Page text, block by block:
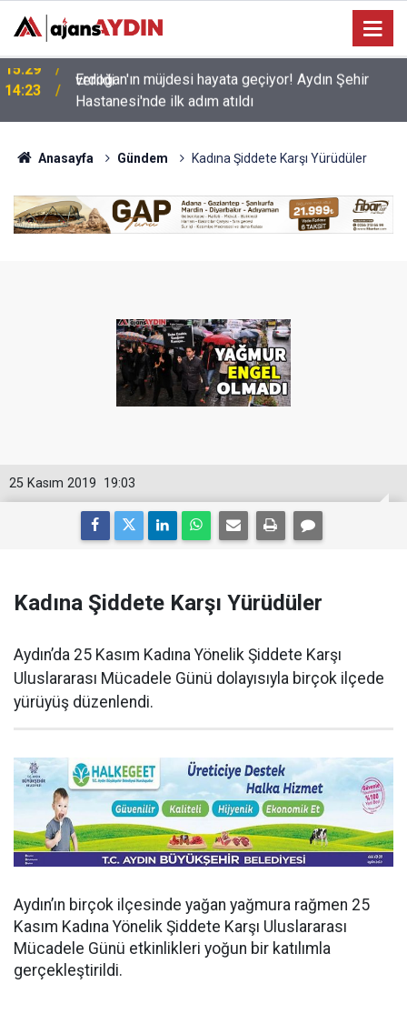
14:23
Erdoğan'ın müjdesi hayata geçiyor! Aydın Şehir
Hastanesi'nde ilk adım atıldı
Anasayfa Gündem Kadına Şiddete Karşı Yürüdüler
19:03
25 Kasım 2019
Kadına Şiddete Karşı Yürüdüler
Aydın’da 25 Kasım Kadına Yönelik Şiddete Karşı
Uluslararası Mücadele Günü dolayısıyla birçok ilçede
yürüyüş düzenlendi.
Aydın’ın birçok ilçesinde yağan yağmura rağmen 25
Kasım Kadına Yönelik Şiddete Karşı Uluslararası
Mücadele Günü etkinlikleri yoğun bir katılımla
gerçekleştirildi.